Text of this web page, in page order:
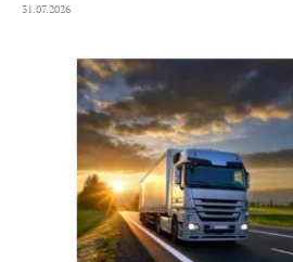
31.07.2026